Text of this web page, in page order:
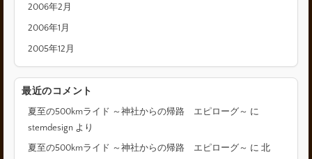
2006年2月
2006年1月
2005年12月
最近のコメント
夏至の500kmライド ～神社からの帰路 エピローグ～ に
stemdesign より
夏至の500kmライド ～神社からの帰路 エピローグ～ に北